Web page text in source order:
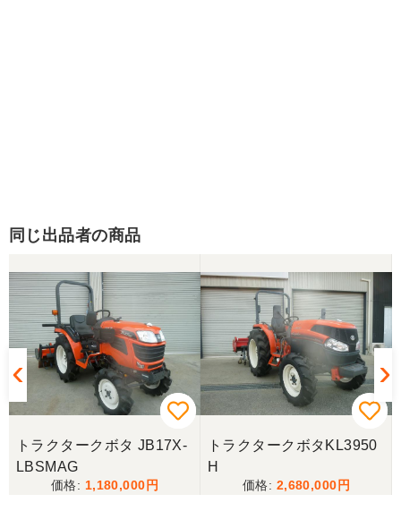
同じ出品者の商品
トラクタークボタ JB17X-
LBSMAG
1,180,000
トラクタークボタKL3950
H
2,680,000